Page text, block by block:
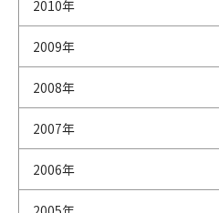
2010年
2009年
2008年
2007年
2006年